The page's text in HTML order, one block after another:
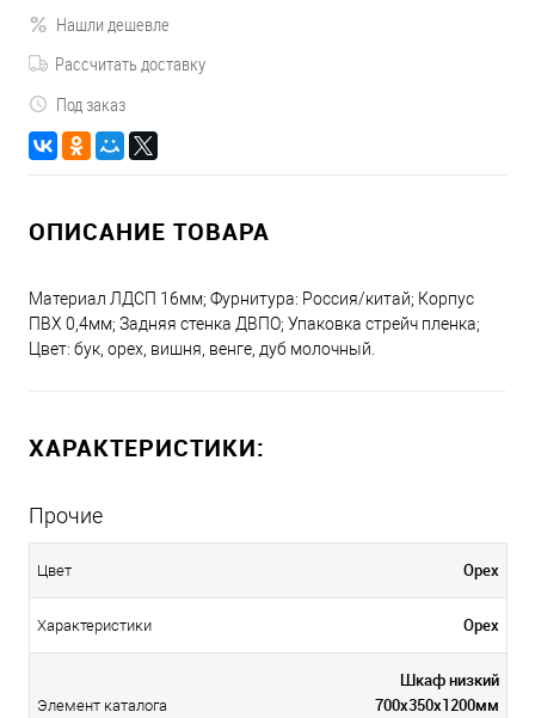
Нашли дешевле
Рассчитать доставку
Под заказ
ОПИСАНИЕ ТОВАРА
Материал ЛДСП 16мм; Фурнитура: Россия/китай; Корпус
ПВХ 0,4мм; Задняя стенка ДВПО; Упаковка стрейч пленка;
Цвет: бук, орех, вишня, венге, дуб молочный.
ХАРАКТЕРИСТИКИ:
Прочие
Цвет Орех
Характеристики Орех
Элемент каталога
Шкаф низкий
700х350х1200мм